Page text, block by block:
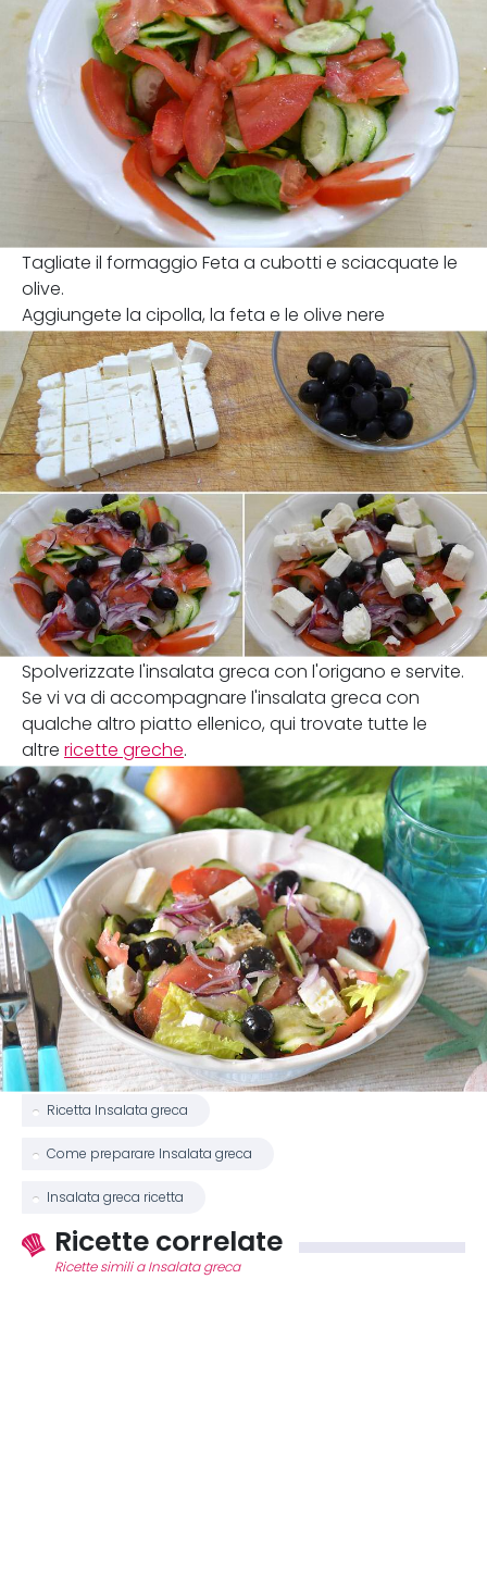
Tagliate il formaggio Feta a cubotti e sciacquate le
olive.
Aggiungete la cipolla, la feta e le olive nere
Spolverizzate l'insalata greca con l'origano e servite.
Se vi va di accompagnare l'insalata greca con
qualche altro piatto ellenico, qui trovate tutte le
altre ricette greche.
Ricetta Insalata greca
Come preparare Insalata greca
Insalata greca ricetta
Ricette correlate
Ricette simili a Insalata greca